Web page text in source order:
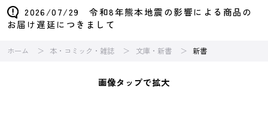
2026/07/29 令和8年熊本地震の影響による商品の
お届け遅延につきまして
ホーム 本・コミック・雑誌 文庫・新書 新書
画像タップで拡大